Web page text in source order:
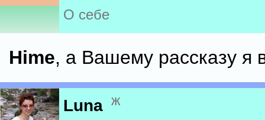
О себе
Himе, а Вашему рассказу я
Luna ж